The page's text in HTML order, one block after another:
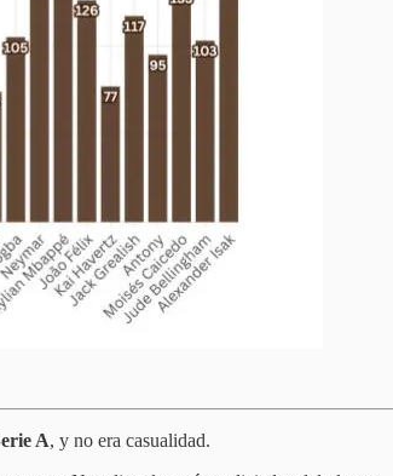
A, y no era casualidad.